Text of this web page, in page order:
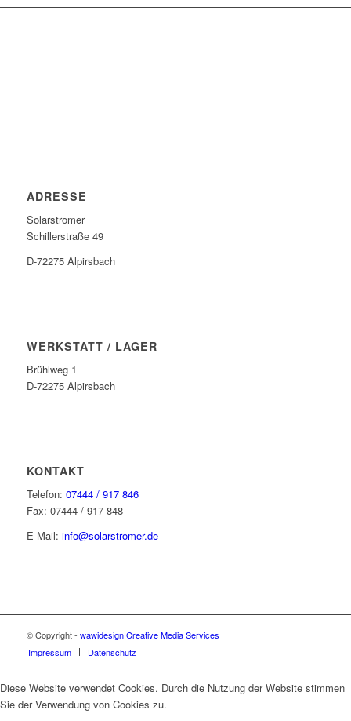
ADRESSE
Solarstromer
Schillerstraße 49
D-72275 Alpirsbach
WERKSTATT / LAGER
Brühlweg 1
D-72275 Alpirsbach
KONTAKT
Telefon: 07444 / 917 846
Fax: 07444 / 917 848
E-Mail: info@solarstromer.de
© Copyright - wawidesign Creative Media Services
Impressum
Datenschutz
Diese Website verwendet Cookies. Durch die Nutzung der Website stimmen
Sie der Verwendung von Cookies zu.